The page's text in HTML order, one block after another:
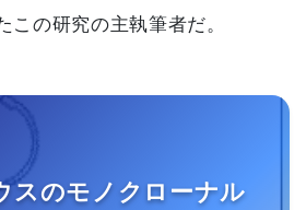
この研究の主執筆者だ。
スのモノクローナル